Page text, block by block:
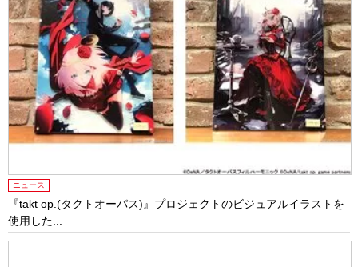
ニュース
『takt op.(タクトオーパス)』プロジェクトのビジュアルイラストを
使用した...